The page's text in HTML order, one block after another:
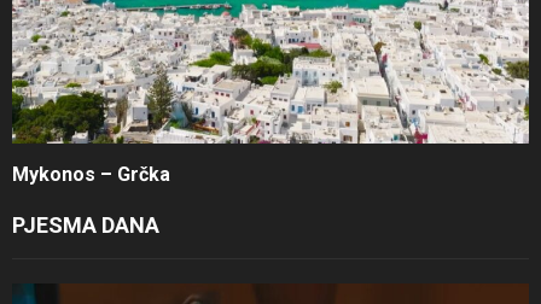
Mykonos – Grčka
PJESMA DANA